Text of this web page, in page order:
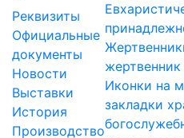
Реквизиты
Официальные
документы
Новости
Выставки
История
Производство
жертвенник
Иконки на
закладки